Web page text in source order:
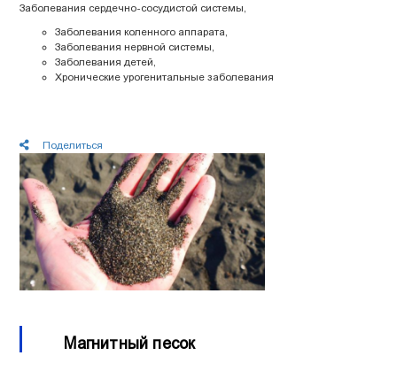
Заболевания сердечно-сосудистой системы,
Заболевания коленного аппарата,
Заболевания нервной системы,
Заболевания детей,
Хронические урогенитальные заболевания
Поделиться
Магнитный песок